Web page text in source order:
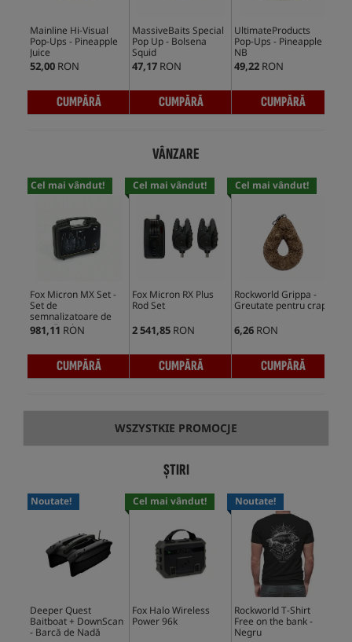
Mainline Hi-Visual
Pop-Ups - Pineapple
Juice
52,00 RON
CUMPĂRĂ
MassiveBaits Special
Pop Up - Bolsena
Squid
47,17 RON
CUMPĂRĂ
UltimateProducts
Pop-Ups - Pineapple
NB
49,22 RON
CUMPĂRĂ
VÂNZARE
Cel mai vândut!
Fox Micron MX Set -
Set de
semnalizatoare de
mușcături
981,11 RON
CUMPĂRĂ
Cel mai vândut!
Fox Micron RX Plus
Rod Set
2 541,85 RON
CUMPĂRĂ
Cel mai vândut!
Rockworld Grippa -
Greutate pentru crap
6,26 RON
CUMPĂRĂ
WSZYSTKIE PROMOCJE
ȘTIRI
Noutate!
Deeper Quest
Baitboat + DownScan
- Barcă de Nadă
Cel mai vândut!
Fox Halo Wireless
Power 96k
Noutate!
Rockworld T-Shirt
Free on the bank -
Negru